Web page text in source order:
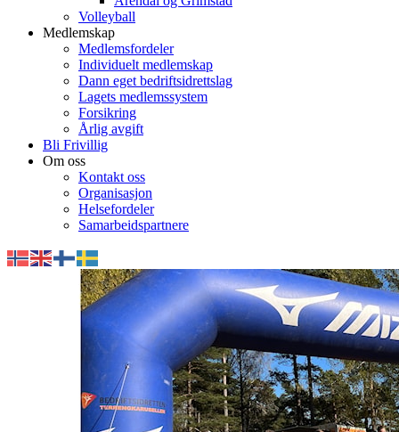
Volleyball
Medlemskap
Medlemsfordeler
Individuelt medlemskap
Dann eget bedriftsidrettslag
Lagets medlemssystem
Forsikring
Årlig avgift
Bli Frivillig
Om oss
Kontakt oss
Organisasjon
Helsefordeler
Samarbeidspartnere